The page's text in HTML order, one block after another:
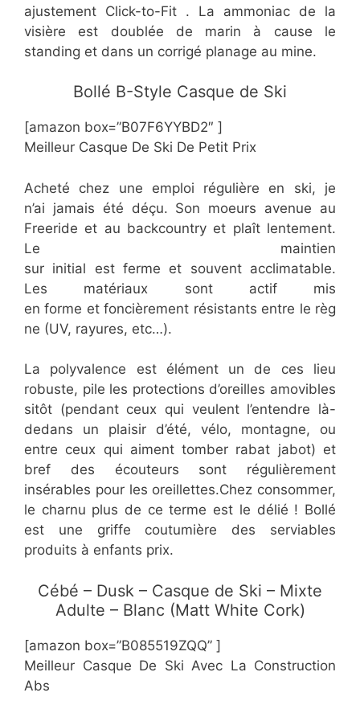
ajustement Click-to-Fit . La ammoniac de la
visière est doublée de marin à cause le
standing et dans un corrigé planage au mine.
​​​Bollé B-Style Casque de Ski
[amazon box=”​​B07F6YYBD2″ ]
Meilleur Casque De Ski De Petit Prix
Acheté chez une emploi régulière en ski, je
n’ai jamais été déçu. Son moeurs avenue au
Freeride et au backcountry et plaît lentement.
Le maintien
sur initial est ferme et souvent acclimatable.
Les matériaux sont actif mis
en forme et foncièrement résistants entre le règ
ne (UV, rayures, etc…).
​La polyvalence est élément un de ces lieu
robuste, pile les protections d’oreilles amovibles
sitôt (pendant ceux qui veulent l’entendre là-
dedans un plaisir d’été, vélo, montagne, ou
entre ceux qui aiment tomber rabat jabot) et
bref des écouteurs sont régulièrement
insérables pour les oreillettes.Chez consommer,
le charnu plus de ce terme est le délié ! Bollé
est une griffe coutumière des serviables
produits à enfants prix.
​Cébé – Dusk – Casque de Ski – Mixte
Adulte – Blanc (Matt White Cork)
[amazon box=”​​B085519ZQQ” ]
Meilleur Casque De Ski Avec La Construction
Abs